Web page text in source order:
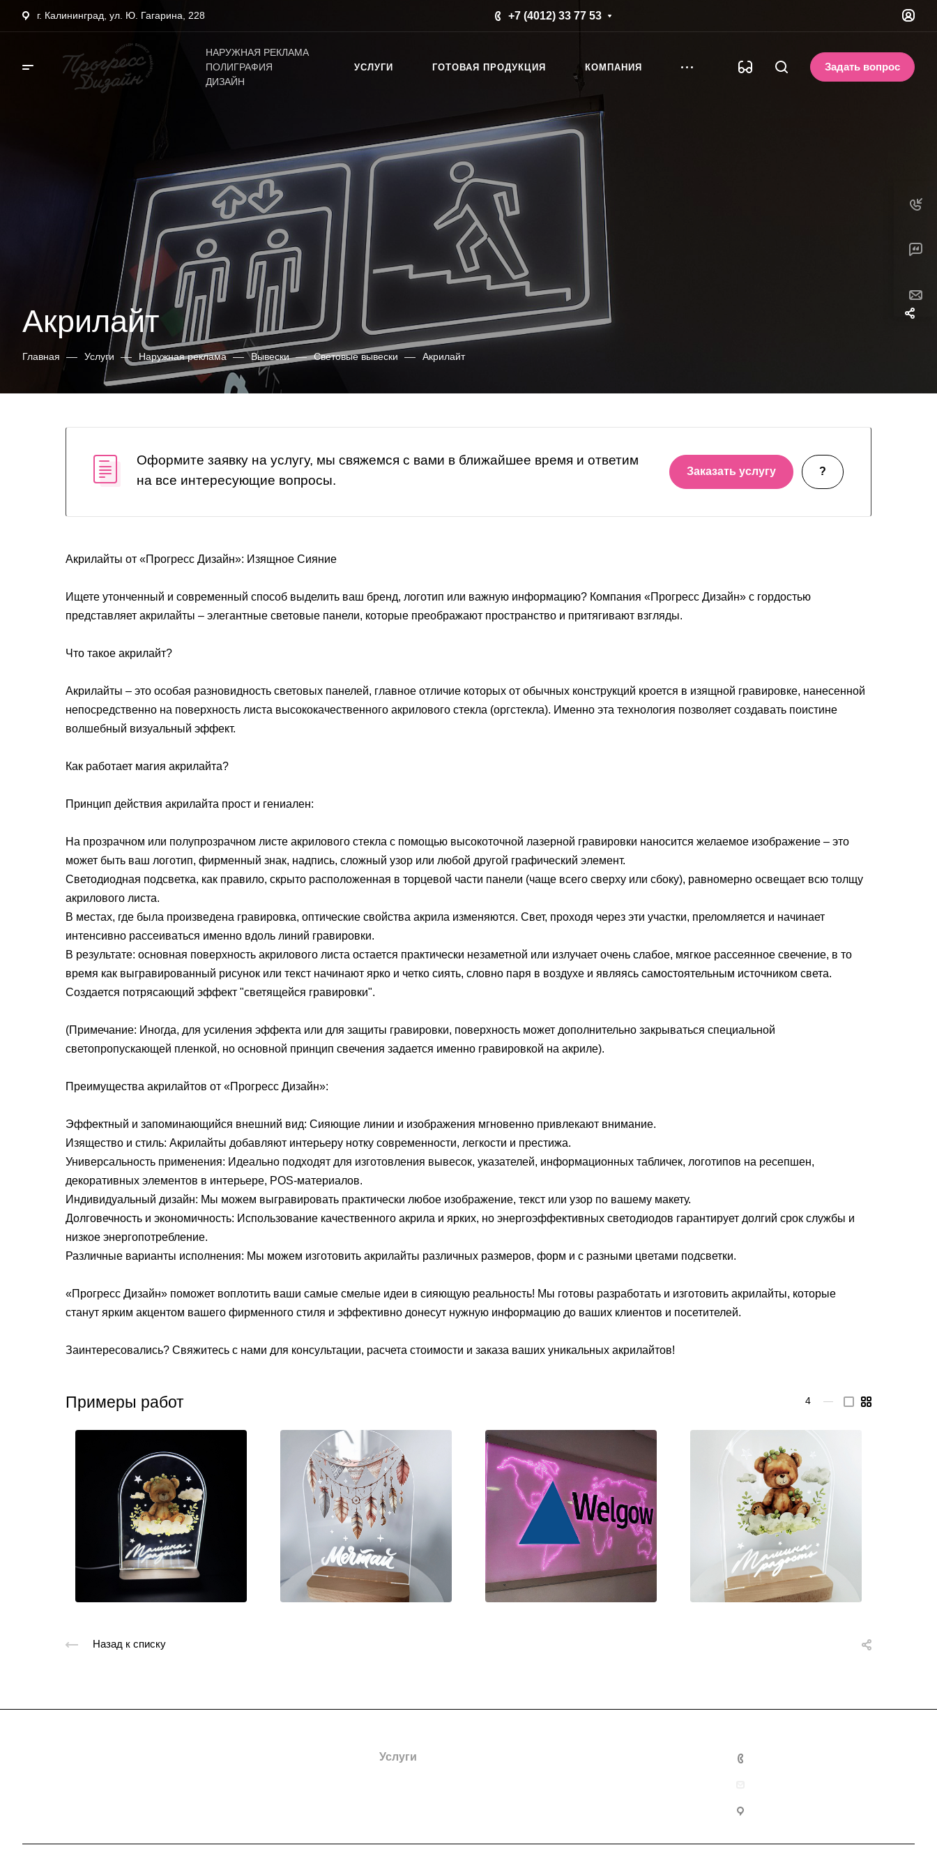
г. Калининград, ул. Ю. Гагарина, 228 +7 (4012) 33 77 53
НАРУЖНАЯ РЕКЛАМА
ПОЛИГРАФИЯ
ДИЗАЙН
УСЛУГИ ГОТОВАЯ ПРОДУКЦИЯ КОМПАНИЯ Задать вопрос
Акрилайт
Главная — Услуги — Наружная реклама — Вывески — Световые вывески — Акрилайт
Оформите заявку на услугу, мы свяжемся с вами в ближайшее время и ответим
на все интересующие вопросы.
Заказать услугу ?
Акрилайты от «Прогресс Дизайн»: Изящное Сияние
Ищете утонченный и современный способ выделить ваш бренд, логотип или важную информацию? Компания «Прогресс Дизайн» с гордостью
представляет акрилайты – элегантные световые панели, которые преображают пространство и притягивают взгляды.
Что такое акрилайт?
Акрилайты – это особая разновидность световых панелей, главное отличие которых от обычных конструкций кроется в изящной гравировке, нанесенной
непосредственно на поверхность листа высококачественного акрилового стекла (оргстекла). Именно эта технология позволяет создавать поистине
волшебный визуальный эффект.
Как работает магия акрилайта?
Принцип действия акрилайта прост и гениален:
На прозрачном или полупрозрачном листе акрилового стекла с помощью высокоточной лазерной гравировки наносится желаемое изображение – это
может быть ваш логотип, фирменный знак, надпись, сложный узор или любой другой графический элемент.
Светодиодная подсветка, как правило, скрыто расположенная в торцевой части панели (чаще всего сверху или сбоку), равномерно освещает всю толщу
акрилового листа.
В местах, где была произведена гравировка, оптические свойства акрила изменяются. Свет, проходя через эти участки, преломляется и начинает
интенсивно рассеиваться именно вдоль линий гравировки.
В результате: основная поверхность акрилового листа остается практически незаметной или излучает очень слабое, мягкое рассеянное свечение, в то
время как выгравированный рисунок или текст начинают ярко и четко сиять, словно паря в воздухе и являясь самостоятельным источником света.
Создается потрясающий эффект "светящейся гравировки".
(Примечание: Иногда, для усиления эффекта или для защиты гравировки, поверхность может дополнительно закрываться специальной
светопропускающей пленкой, но основной принцип свечения задается именно гравировкой на акриле).
Преимущества акрилайтов от «Прогресс Дизайн»:
Эффектный и запоминающийся внешний вид: Сияющие линии и изображения мгновенно привлекают внимание.
Изящество и стиль: Акрилайты добавляют интерьеру нотку современности, легкости и престижа.
Универсальность применения: Идеально подходят для изготовления вывесок, указателей, информационных табличек, логотипов на ресепшен,
декоративных элементов в интерьере, POS-материалов.
Индивидуальный дизайн: Мы можем выгравировать практически любое изображение, текст или узор по вашему макету.
Долговечность и экономичность: Использование качественного акрила и ярких, но энергоэффективных светодиодов гарантирует долгий срок службы и
низкое энергопотребление.
Различные варианты исполнения: Мы можем изготовить акрилайты различных размеров, форм и с разными цветами подсветки.
«Прогресс Дизайн» поможет воплотить ваши самые смелые идеи в сияющую реальность! Мы готовы разработать и изготовить акрилайты, которые
станут ярким акцентом вашего фирменного стиля и эффективно донесут нужную информацию до ваших клиентов и посетителей.
Заинтересовались? Свяжитесь с нами для консультации, расчета стоимости и заказа ваших уникальных акрилайтов!
Примеры работ 4 —
Назад к списку
Услуги